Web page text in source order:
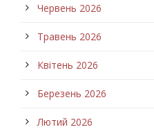
Червень 2026
Травень 2026
Квітень 2026
Березень 2026
Лютий 2026